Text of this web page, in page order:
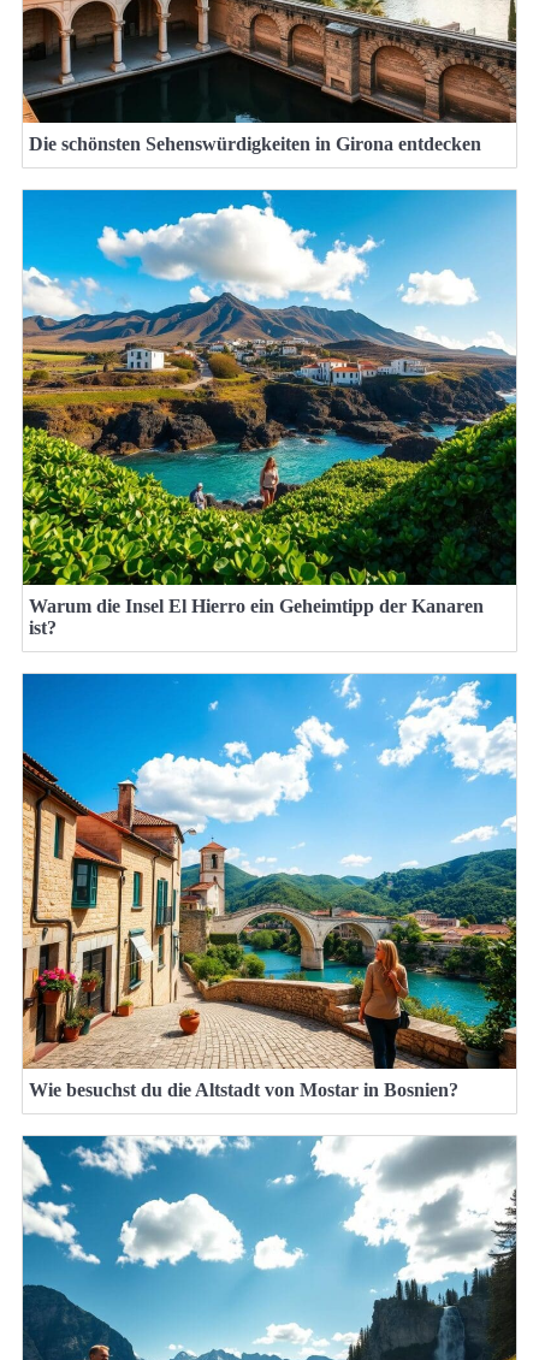
Die schönsten Sehenswürdigkeiten in Girona entdecken
Warum die Insel El Hierro ein Geheimtipp der Kanaren
ist?
Wie besuchst du die Altstadt von Mostar in Bosnien?